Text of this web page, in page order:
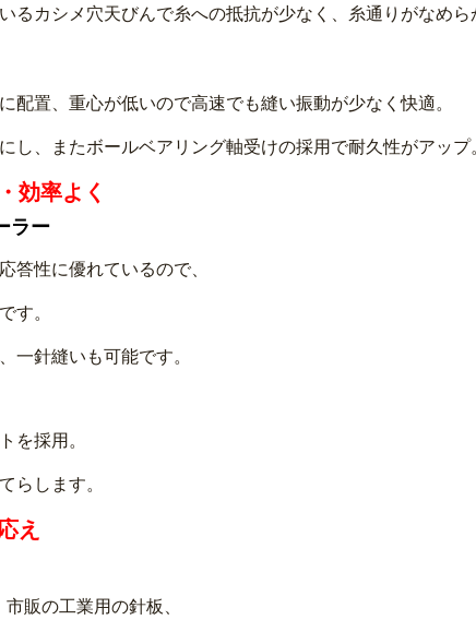
るカシメ穴天びんで糸への抵抗が少なく、糸通りがなめら
配置、重心が低いので高速でも縫い振動が少なく快適。
し、またボールベアリング軸受けの採用で耐久性がアップ
効率よく
ラー
答性に優れているので、
す。
一針縫いも可能です。
を採用。
らします。
え
販の工業用の針板、